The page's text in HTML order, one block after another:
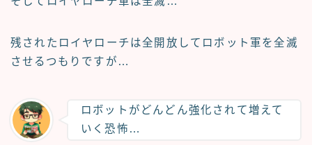
残されたロイヤローチは全開放してロボット軍を全滅
させるつもりですが…
ロボットがどんどん強化されて増えて
いく恐怖…